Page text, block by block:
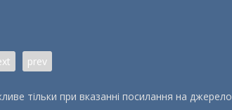
prev
тільки при вказанні посилання на джерело